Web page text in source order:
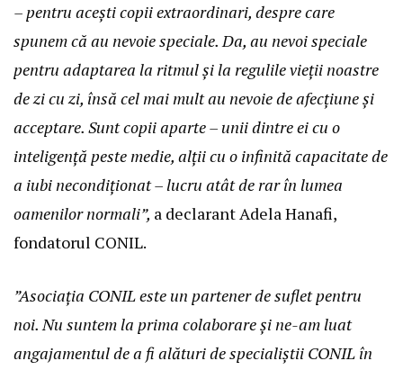
– pentru acești copii extraordinari, despre care
spunem că au nevoie speciale. Da, au nevoi speciale
pentru adaptarea la ritmul și la regulile vieții noastre
de zi cu zi, însă cel mai mult au nevoie de afecțiune și
acceptare. Sunt copii aparte – unii dintre ei cu o
inteligență peste medie, alții cu o infinită capacitate de
a iubi necondiționat – lucru atât de rar în lumea
oamenilor normali”, a declarant Adela Hanafi,
fondatorul CONIL.
”Asociația CONIL este un partener de suflet pentru
noi. Nu suntem la prima colaborare și ne-am luat
angajamentul de a fi alături de specialiștii CONIL în